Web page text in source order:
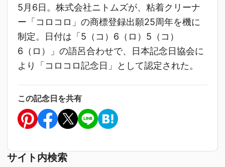
5月6日。株式会社ニトムズが、粘着クリーナ
ー「コロコロ」の商標登録出願25周年を機に
制定。日付は「5（コ）6（ロ）5（コ）
6（ロ）」の語呂合わせで、日本記念日協会に
より「コロコロ記念日」として認定された。
この記念日を共有
サイト内検索